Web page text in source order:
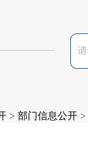
> 部门信息公开 >